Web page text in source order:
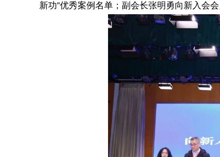
新功”优秀案例名单；副会长张明勇向新入会